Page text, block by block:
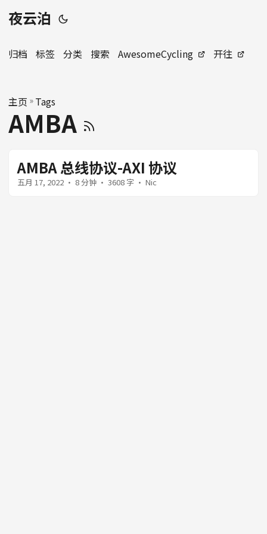
夜云泊
归档 标签 分类 搜索 AwesomeCycling 开往
主页 » Tags
AMBA
AMBA 总线协议-AXI 协议
五月 17, 2022 · 8 分钟 · 3608 字 · Nic